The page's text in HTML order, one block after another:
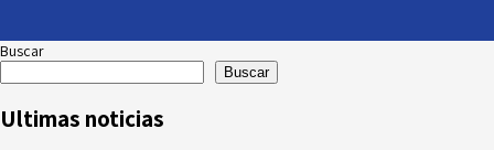
Buscar
Buscar
Ultimas noticias